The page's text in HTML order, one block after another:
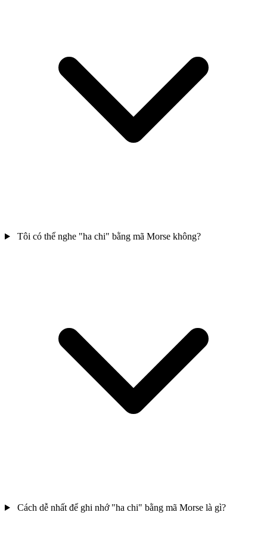
Tôi có thể nghe "ha chi" bằng mã Morse không?
Cách dễ nhất để ghi nhớ "ha chi" bằng mã Morse là gì?